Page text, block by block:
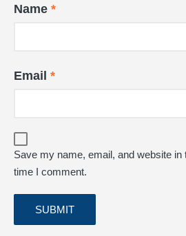
Name *
Email *
Save my name, email, and website
time I comment.